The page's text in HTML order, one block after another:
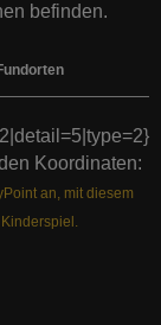
befinden.
Koordinaten:
an, mit diesem